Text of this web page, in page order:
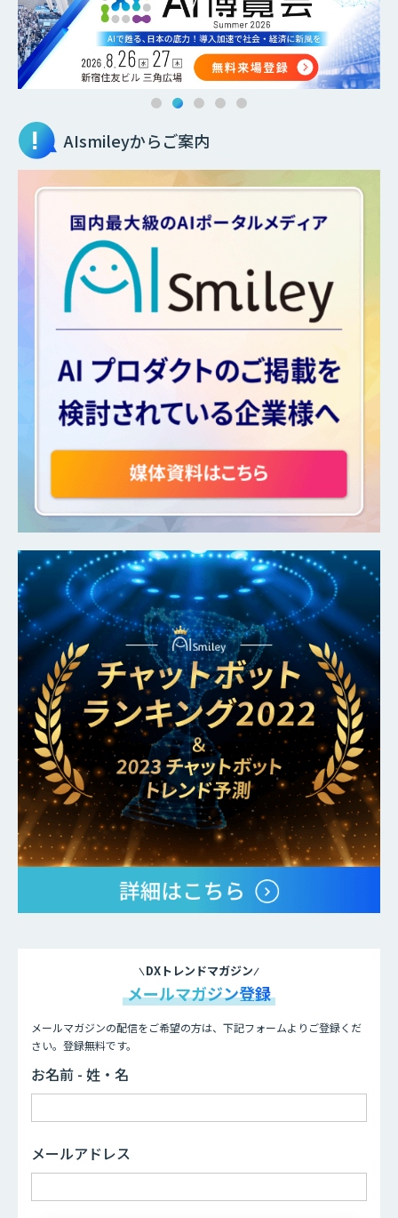
AIsmileyからご案内
DXトレンドマガジン
メールマガジン登録
メールマガジンの配信をご希望の方は、下記フォームよりご登録くだ
さい。登録無料です。
お名前 - 姓・名
メールアドレス